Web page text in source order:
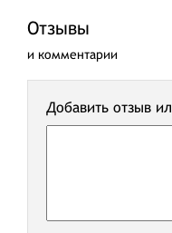
Отзывы
и комментарии
Добавить отзыв